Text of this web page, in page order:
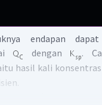
endapan
dengan
.
hasil kali